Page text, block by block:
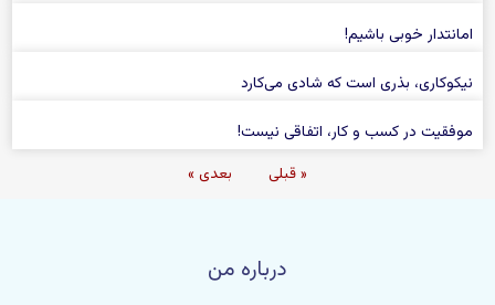
امانتدار خوبی باشیم!
نیکوکاری، بذری است که شادی می‌کارد
موفقیت در کسب و کار، اتفاقی نیست!
« قبلی بعدی »
درباره من